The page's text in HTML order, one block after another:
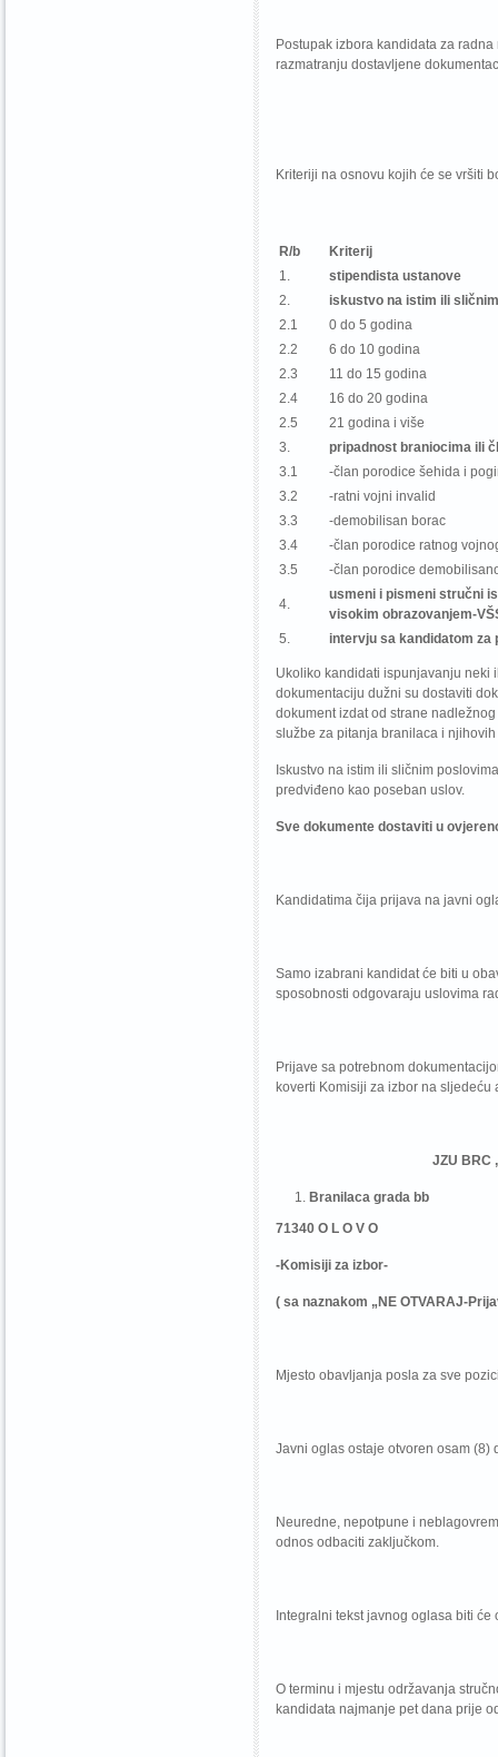
Postupak izbora kandidata za
razmatranju dostavljene
Kriteriji na osnovu kojih će se vršiti
R/b
Kriterij
1.
stipendista ustanove
2.
iskustvo na istim ili
2.1
0 do 5 godina
2.2
6 do 10 godina
2.3
11 do 15 godina
2.4
16 do 20 godina
2.5
21 godina i više
3.
pripadnost braniocima ili
3.1
-član porodice šehida i
3.2
-ratni vojni invalid
3.3
-demobilisan borac
3.4
-član porodice ratnog
3.5
-član porodice
4.
usmeni i pismeni stručni
visokim obrazovanjem-
5.
intervju sa kandidatom za
Ukoliko kandidati ispunjavanju neki
dokumentaciju dužni su dostaviti
dokument izdat od strane
službe za pitanja branilaca i
Iskustvo na istim ili sličnim
predviđeno kao poseban uslov.
Sve dokumente dostaviti u
Kandidatima čija prijava na javni
Samo izabrani kandidat će biti u
sposobnosti odgovaraju uslovima
Prijave sa potrebnom
koverti Komisiji za izbor na sljedeću
JZU BRC
Branilaca grada bb
71340 O L O V O
-Komisiji za izbor-
( sa naznakom „NE OTVARAJ-
Mjesto obavljanja posla za sve
Javni oglas ostaje otvoren osam
Neuredne, nepotpune i
odnos odbaciti zaključkom.
Integralni tekst javnog oglasa biti
O terminu i mjestu održavanja
kandidata najmanje pet dana prije